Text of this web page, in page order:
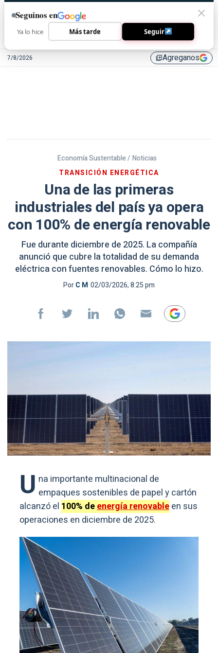
7/8/2026 library_addAgreganos
Economía Sustentable / Noticias
TRANSICIÓN ENERGÉTICA
Una de las primeras
industriales del país ya opera
con 100% de energía renovable
Fue durante diciembre de 2025. La compañía
anunció que cubre la totalidad de su demanda
eléctrica con fuentes renovables. Cómo lo hizo.
PorC M 02/03/2026, 8:25 pm
U na importante multinacional de
empaques sostenibles de papel y cartón
alcanzó el 100% deenergía renovableen sus
operaciones en diciembre de 2025.
Seguinos en
Ya lo hice Más tarde Seguir